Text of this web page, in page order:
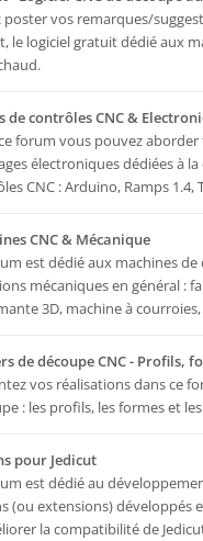
poster vos remarques/
, le logiciel gratuit dédié aux
de contrôles CNC &
forum vous pouvez
électroniques dédiées à
CNC : Arduino, Ramps 1.4,
CNC & Mécanique
est dédié aux machines
mécaniques en général :
3D, machine à
de découpe CNC - Profils,
vos réalisations dans ce
: les profils, les formes et
pour Jedicut
est dédié au
(ou extensions) développés
la compatibilité de